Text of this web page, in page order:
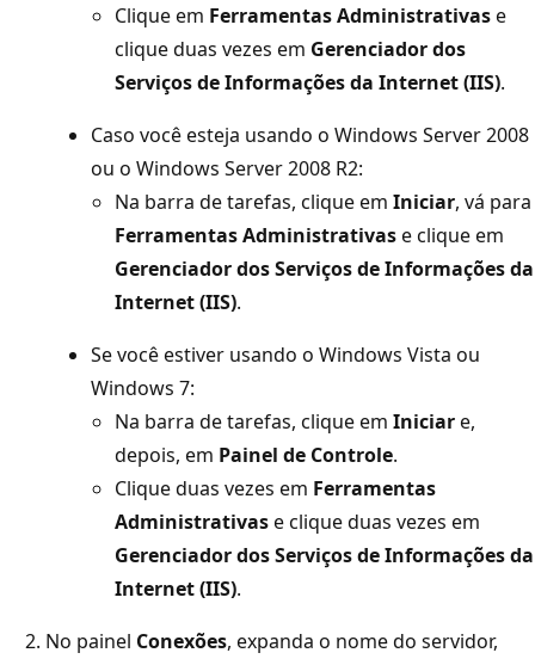
Clique em Ferramentas Administrativase
clique duas vezes em Gerenciador dos
Serviços de Informações da Internet (IIS).
Caso você esteja usando o Windows Server 2008
ou o Windows Server 2008 R2:
Na barra de tarefas, clique em Iniciar, vá para
Ferramentas Administrativase clique em
Gerenciador dos Serviços de Informações da
Internet (IIS).
Se você estiver usando o Windows Vista ou
Windows 7:
Na barra de tarefas, clique em Iniciare,
depois, em Painel de Controle.
Clique duas vezes em Ferramentas
Administrativase clique duas vezes em
Gerenciador dos Serviços de Informações da
Internet (IIS).
No painel Conexões, expanda o nome do servidor,